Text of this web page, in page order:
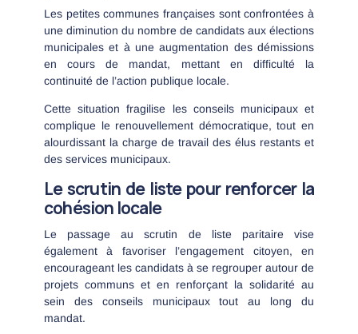
Les petites communes françaises sont confrontées à
une diminution du nombre de candidats aux élections
municipales et à une augmentation des démissions
en cours de mandat, mettant en difficulté la
continuité de l’action publique locale.
Cette situation fragilise les conseils municipaux et
complique le renouvellement démocratique, tout en
alourdissant la charge de travail des élus restants et
des services municipaux.
Le scrutin de liste pour renforcer la
cohésion locale
Le passage au scrutin de liste paritaire vise
également à favoriser l’engagement citoyen, en
encourageant les candidats à se regrouper autour de
projets communs et en renforçant la solidarité au
sein des conseils municipaux tout au long du
mandat.